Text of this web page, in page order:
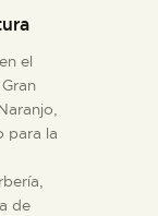
el
para la
de